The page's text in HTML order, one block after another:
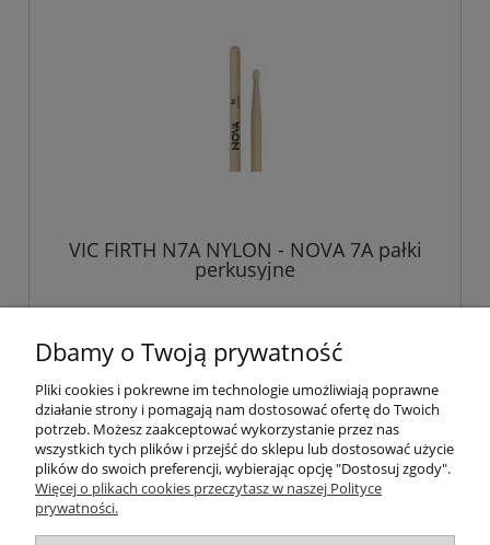
VIC FIRTH N7A NYLON - NOVA 7A pałki
perkusyjne
do koszyka
Pomoc
Moje konto
Dbamy o Twoją prywatność
Pliki cookies i pokrewne im technologie umożliwiają poprawne
działanie strony i pomagają nam dostosować ofertę do Twoich
potrzeb. Możesz zaakceptować wykorzystanie przez nas
wszystkich tych plików i przejść do sklepu lub dostosować użycie
plików do swoich preferencji, wybierając opcję "Dostosuj zgody".
Więcej o plikach cookies przeczytasz w naszej Polityce
prywatności.